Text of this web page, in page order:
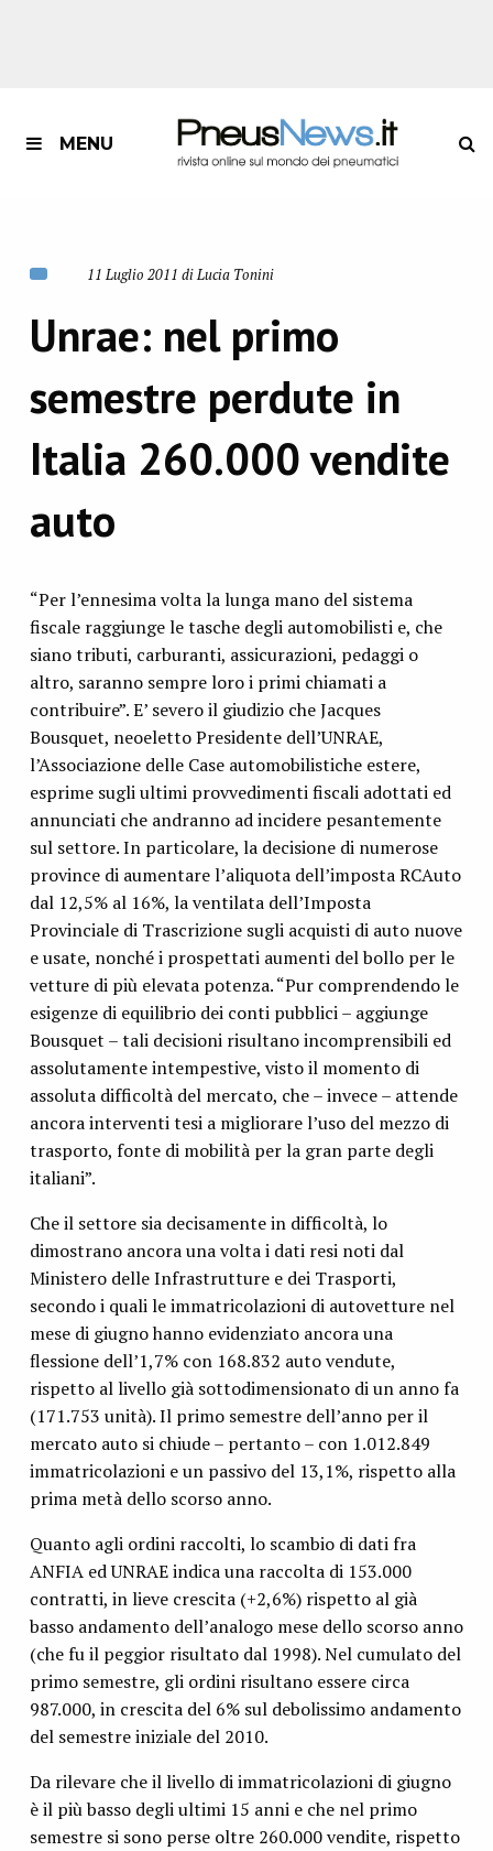
MENU
11 Luglio 2011 di Lucia Tonini
Unrae: nel primo
semestre perdute in
Italia 260.000 vendite
auto
“Per l’ennesima volta la lunga mano del sistema
fiscale raggiunge le tasche degli automobilisti e, che
siano tributi, carburanti, assicurazioni, pedaggi o
altro, saranno sempre loro i primi chiamati a
contribuire”. E’ severo il giudizio che Jacques
Bousquet, neoeletto Presidente dell’UNRAE,
l’Associazione delle Case automobilistiche estere,
esprime sugli ultimi provvedimenti fiscali adottati ed
annunciati che andranno ad incidere pesantemente
sul settore. In particolare, la decisione di numerose
province di aumentare l’aliquota dell’imposta RCAuto
dal 12,5% al 16%, la ventilata dell’Imposta
Provinciale di Trascrizione sugli acquisti di auto nuove
e usate, nonché i prospettati aumenti del bollo per le
vetture di più elevata potenza. “Pur comprendendo le
esigenze di equilibrio dei conti pubblici – aggiunge
Bousquet – tali decisioni risultano incomprensibili ed
assolutamente intempestive, visto il momento di
assoluta difficoltà del mercato, che – invece – attende
ancora interventi tesi a migliorare l’uso del mezzo di
trasporto, fonte di mobilità per la gran parte degli
italiani”.
Che il settore sia decisamente in difficoltà, lo
dimostrano ancora una volta i dati resi noti dal
Ministero delle Infrastrutture e dei Trasporti,
secondo i quali le immatricolazioni di autovetture nel
mese di giugno hanno evidenziato ancora una
flessione dell’1,7% con 168.832 auto vendute,
rispetto al livello già sottodimensionato di un anno fa
(171.753 unità). Il primo semestre dell’anno per il
mercato auto si chiude – pertanto – con 1.012.849
immatricolazioni e un passivo del 13,1%, rispetto alla
prima metà dello scorso anno.
Quanto agli ordini raccolti, lo scambio di dati fra
ANFIA ed UNRAE indica una raccolta di 153.000
contratti, in lieve crescita (+2,6%) rispetto al già
basso andamento dell’analogo mese dello scorso anno
(che fu il peggior risultato dal 1998). Nel cumulato del
primo semestre, gli ordini risultano essere circa
987.000, in crescita del 6% sul debolissimo andamento
del semestre iniziale del 2010.
Da rilevare che il livello di immatricolazioni di giugno
è il più basso degli ultimi 15 anni e che nel primo
semestre si sono perse oltre 260.000 vendite, rispetto